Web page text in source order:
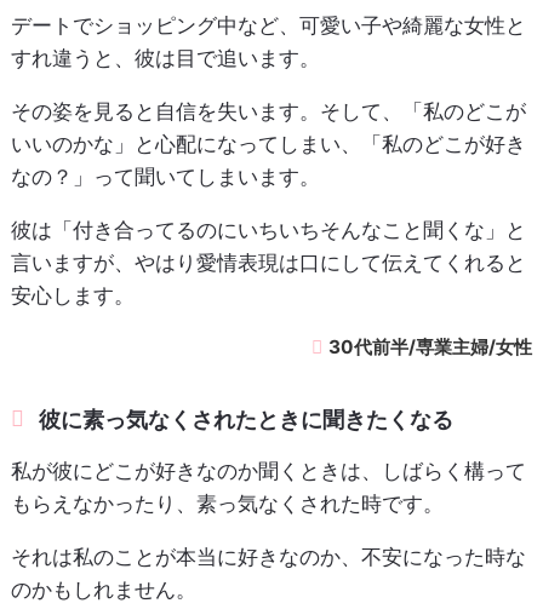
デートでショッピング中など、可愛い子や綺麗な女性と
すれ違うと、彼は目で追います。
その姿を見ると自信を失います。そして、「私のどこが
いいのかな」と心配になってしまい、「私のどこが好き
なの？」って聞いてしまいます。
彼は「付き合ってるのにいちいちそんなこと聞くな」と
言いますが、やはり愛情表現は口にして伝えてくれると
安心します。
30代前半/専業主婦/女性
彼に素っ気なくされたときに聞きたくなる
私が彼にどこが好きなのか聞くときは、しばらく構って
もらえなかったり、素っ気なくされた時です。
それは私のことが本当に好きなのか、不安になった時な
のかもしれません。